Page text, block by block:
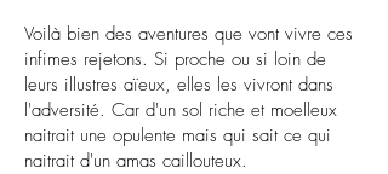
Voilà bien des aventures que vont vivre ces
infimes rejetons. Si proche ou si loin de
leurs illustres aïeux, elles les vivront dans
l'adversité. Car d'un sol riche et moelleux
naitrait une opulente mais qui sait ce qui
naitrait d'un amas caillouteux.